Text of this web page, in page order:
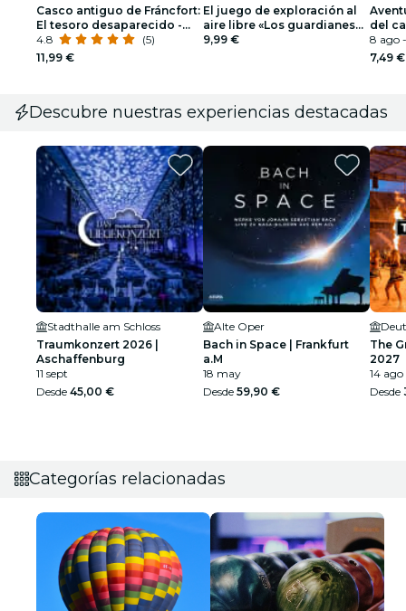
Casco antiguo de Fráncfort:
El tesoro desaparecido -
Juego de exploración
4.8
(5)
11,99 €
El juego de exploración al
aire libre «Los guardianes
de la Orilla de los Museos
9,99 €
del
8 ago
7,49 €
Descubre nuestras experiencias destacadas
Stadthalle am Schloss
Traumkonzert 2026 |
Aschaffenburg
11 sept
Desde 45,00 €
Alte Oper
Bach in Space | Frankfurt
a.M
18 may
Desde 59,90 €
The
2027
14 ago
Desde
Categorías relacionadas